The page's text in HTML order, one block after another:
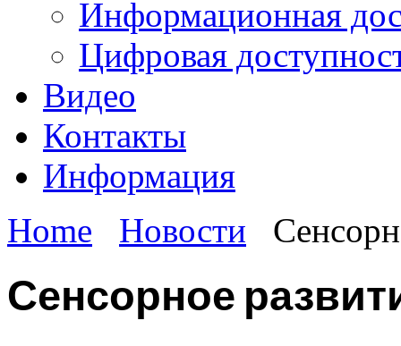
Информационная
Цифровая
Видео
Контакты
Информация
Home
Новости
Сенсорное